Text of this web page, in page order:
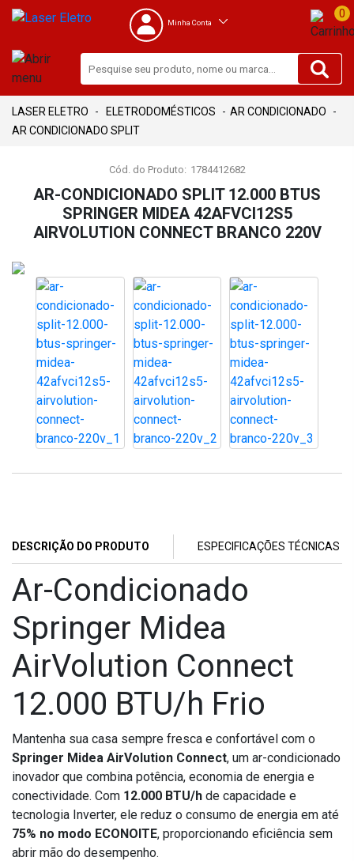
Minha Conta
0
ELETRODOMÉSTICOS
AR CONDICIONADO
AR CONDICIONADO SPLIT
Cód. do Produto: 1784412682
AR-CONDICIONADO SPLIT 12.000 BTUS
SPRINGER MIDEA 42AFVCI12S5
AIRVOLUTION CONNECT BRANCO 220V
DESCRIÇÃO DO PRODUTO ESPECIFICAÇÕES TÉCNICAS
Ar-Condicionado
Springer Midea
AirVolution Connect
12.000 BTU/h Frio
Mantenha sua casa sempre fresca e confortável com o
Springer Midea AirVolution Connect, um ar-condicionado
inovador que combina potência, economia de energia e
conectividade. Com 12.000 BTU/h de capacidade e
tecnologia Inverter, ele reduz o consumo de energia em até
75% no modo ECONOITE, proporcionando eficiência sem
abrir mão do desempenho.